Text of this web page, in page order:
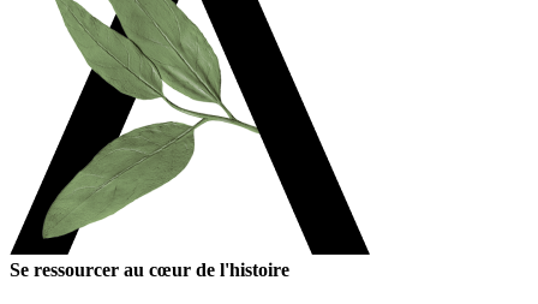
Se ressourcer au cœur de l'histoire